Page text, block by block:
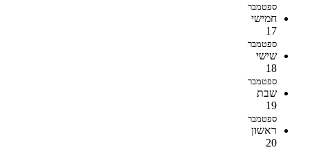
ספטמבר
חמישי
17
ספטמבר
שישי
18
ספטמבר
שבת
19
ספטמבר
ראשון
20